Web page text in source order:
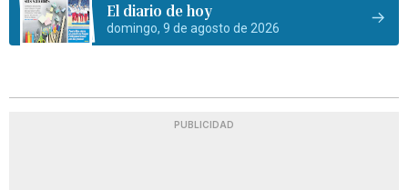
El diario de hoy
domingo, 9 de agosto de 2026
PUBLICIDAD